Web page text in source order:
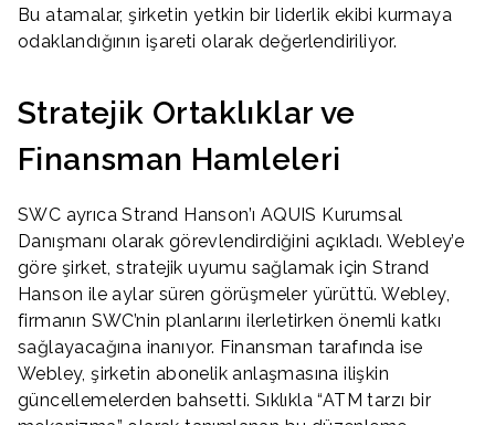
Bu atamalar, şirketin yetkin bir liderlik ekibi kurmaya
odaklandığının işareti olarak değerlendiriliyor.
Stratejik Ortaklıklar ve
Finansman Hamleleri
SWC ayrıca Strand Hanson’ı AQUIS Kurumsal
Danışmanı olarak görevlendirdiğini açıkladı. Webley’e
göre şirket, stratejik uyumu sağlamak için Strand
Hanson ile aylar süren görüşmeler yürüttü. Webley,
firmanın SWC’nin planlarını ilerletirken önemli katkı
sağlayacağına inanıyor. Finansman tarafında ise
Webley, şirketin abonelik anlaşmasına ilişkin
güncellemelerden bahsetti. Sıklıkla “ATM tarzı bir